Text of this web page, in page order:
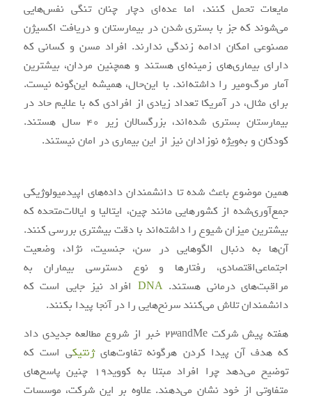
مایعات تحمل کنند، اما عده‌ای دچار چنان تنگی نفس‌هایی
می‌شوند که جز با بستری شدن در بیمارستان و دریافت اکسیژن
مصنوعی امکان ادامه زندگی ندارند. افراد مسن و کسانی که
دارای بیماری‌های زمینه‌ای هستند و همچنین مردان، بیشترین
آمار مرگ‌ومیر را داشته‌اند. با این‌حال، همیشه این‌گونه نیست.
برای مثال، در آمریکا تعداد زیادی از افرادی که با علایم حاد در
بیمارستان بستری شده‌اند، بزرگسالان زیر ۴۰ سال هستند.
کودکان و به‌ویژه نوزادان نیز از این بیماری در امان نیستند.
همین موضوع باعث شده تا دانشمندان داده‌های اپیدمیولوژیکی
جمع‌آوری‌شده از کشورهایی مانند چین، ایتالیا و ایالات‌متحده که
بیشترین میزان شیوع را داشته‌اند با دقت بیشتری بررسی کنند.
آن‌ها به دنبال الگوهایی در سن، جنسیت، نژاد، وضعیت
اجتماعی‌اقتصادی، رفتارها و نوع دسترسی بیماران به
مراقبت‌های درمانی هستند.DNA افراد نیز جایی است که
دانشمندان تلاش می‌کنند سرنخ‌هایی را در آنجا پیدا بکنند.
هفته پیش شرکت 23andMe خبر از شروع مطالعه جدیدی داد
که هدف آن پیدا کردن هرگونه تفاوت‌هایژنتیکی است که
توضیح می‌دهد چرا افراد مبتلا به کووید۱۹ چنین پاسخ‌های
متفاوتی از خود نشان می‌دهند. علاوه بر این شرکت، موسسات